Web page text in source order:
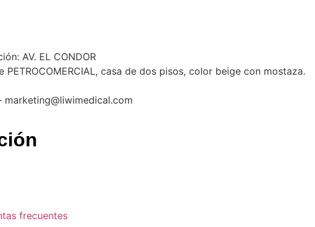
AV. EL CONDOR
PETROCOMERCIAL, casa de dos pisos, color beige con mostaza.
marketing@liwimedical.com
frecuentes